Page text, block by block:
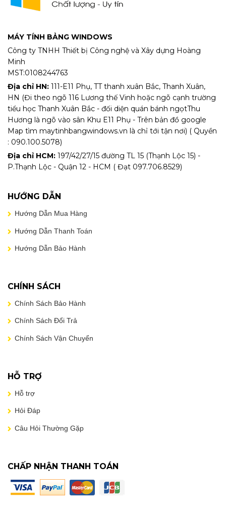
MÁY TÍNH BẢNG WINDOWS
Công ty TNHH Thiết bị Công nghệ và Xây dựng Hoàng
Minh
MST:0108244763
Địa chỉ HN: 111-E11 Phụ, TT thanh xuân Bắc, Thanh Xuân,
HN (Đi theo ngõ 116 Lương thế Vinh hoặc ngõ cạnh trường
tiểu học Thanh Xuân Bắc - đối diện quán bánh ngọtThu
Hương là ngõ vào sân Khu E11 Phụ - Trên bản đồ google
Map tìm maytinhbangwindows.vn là chỉ tới tận nơi) ( Quyền
: 090.100.5078)
Địa chỉ HCM: 197/42/27/15 đường TL 15 (Thạnh Lộc 15) -
P.Thạnh Lộc - Quận 12 - HCM ( Đạt 097.706.8529)
HƯỚNG DẪN
Hướng Dẫn Mua Hàng
Hướng Dẫn Thanh Toán
Hướng Dẫn Bảo Hành
CHÍNH SÁCH
Chính Sách Bảo Hành
Chính Sách Đổi Trả
Chính Sách Vận Chuyển
HỖ TRỢ
Hỗ trợ
Hỏi Đáp
Câu Hỏi Thường Gặp
CHẤP NHẬN THANH TOÁN